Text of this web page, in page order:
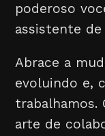
poderoso
assistente
Abrace a
evoluindo e,
trabalhamos.
arte de